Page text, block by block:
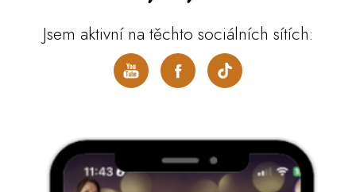
Jsem aktivní na těchto sociálních sítích: